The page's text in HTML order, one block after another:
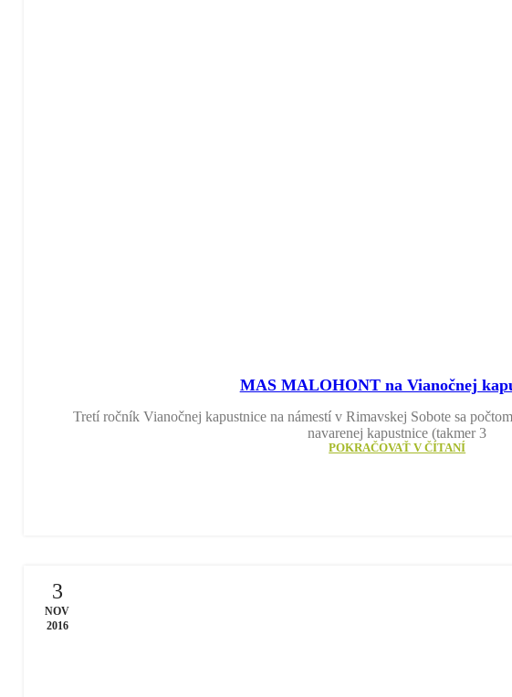
MAS MALOHONT na Vianočnej
Tretí ročník Vianočnej kapustnice na námestí v Rimavskej Sobote sa
navarenej kapustnice (takmer 3
POKRAČOVAŤ V ČÍTANÍ
3
NOV
2016